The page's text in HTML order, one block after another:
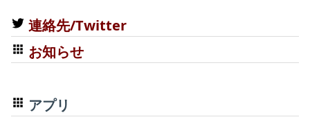
連絡先/Twitter
お知らせ
アプリ